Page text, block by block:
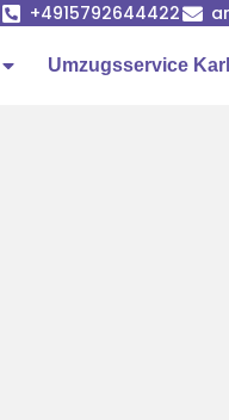
+4915792644422
Umzugsservice